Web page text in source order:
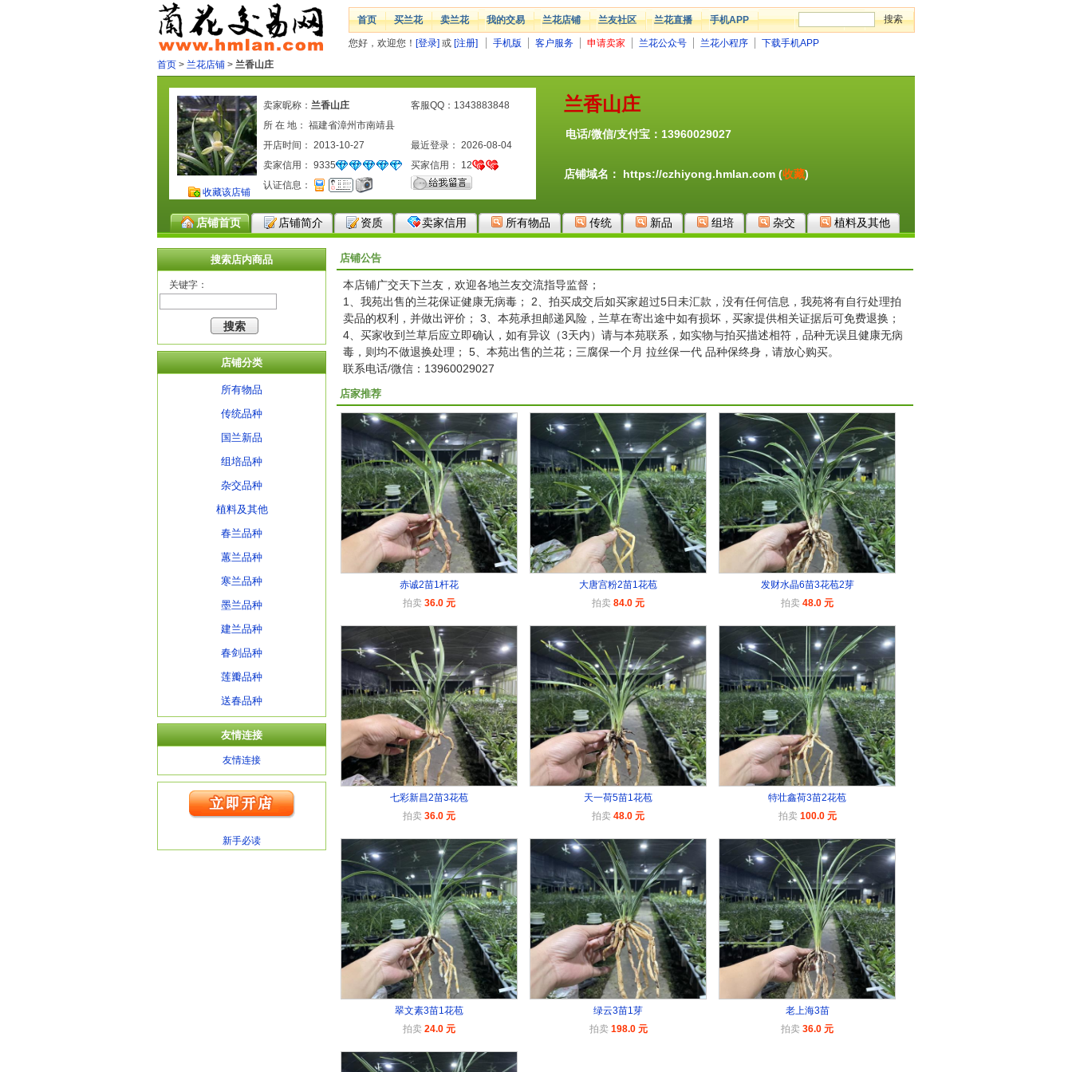
首页 买兰花 卖兰花 我的交易 兰花店铺 兰友社区 兰花直播 手机APP
您好，欢迎您！ [登录] 或 [注册] 手机版 客户服务 申请卖家 兰花公众号 兰花小程序
下载手机APP
首页 > 兰花店铺 > 兰香山庄
兰香山庄
电话/微信/支付宝：13960029027
店铺域名： https://czhiyong.hmlan.com (收藏)
收藏该店铺
卖家昵称： 兰香山庄
客服QQ：1343883848
所 在 地： 福建省漳州市南靖县
开店时间： 2013-10-27
最近登录： 2026-08-04
卖家信用： 9335 买家信用： 12
认证信息：
店铺首页 店铺简介 资质 卖家信用 所有物品 传统 新品 组培 杂交 植料及其他
搜索店内商品
关键字：
店铺分类
所有物品
传统品种
国兰新品
组培品种
杂交品种
植料及其他
春兰品种
蕙兰品种
寒兰品种
墨兰品种
建兰品种
春剑品种
莲瓣品种
送春品种
友情连接
友情连接
新手必读
店铺公告
本店铺广交天下兰友，欢迎各地兰友交流指导监督；
1、我苑出售的兰花保证健康无病毒； 2、拍买成交后如买家超过5日未汇款，没有任何信息，我苑将有自行处理拍
卖品的权利，并做出评价； 3、本苑承担邮递风险，兰草在寄出途中如有损坏，买家提供相关证据后可免费退换；
4、买家收到兰草后应立即确认，如有异议（3天内）请与本苑联系，如实物与拍买描述相符，品种无误且健康无病
毒，则均不做退换处理； 5、本苑出售的兰花；三腐保一个月 拉丝保一代 品种保终身，请放心购买。
联系电话/微信：13960029027
店家推荐
赤诚2苗1杆花
拍卖 36.0 元
大唐宫粉2苗1花苞
拍卖 84.0 元
发财水晶6苗3花苞2芽
拍卖 48.0 元
七彩新昌2苗3花苞
拍卖 36.0 元
天一荷5苗1花苞
拍卖 48.0 元
特壮鑫荷3苗2花苞
拍卖 100.0 元
翠文素3苗1花苞
拍卖 24.0 元
绿云3苗1芽
拍卖 198.0 元
老上海3苗
拍卖 36.0 元